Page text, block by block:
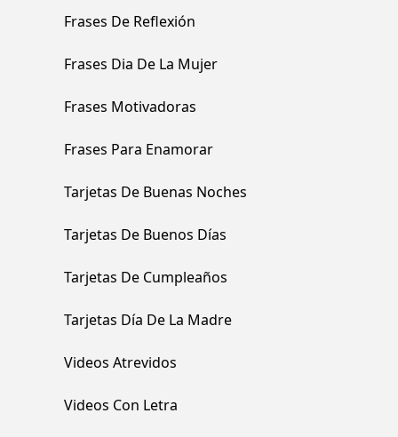
Frases De Reflexión
Frases Dia De La Mujer
Frases Motivadoras
Frases Para Enamorar
Tarjetas De Buenas Noches
Tarjetas De Buenos Días
Tarjetas De Cumpleaños
Tarjetas Día De La Madre
Videos Atrevidos
Videos Con Letra